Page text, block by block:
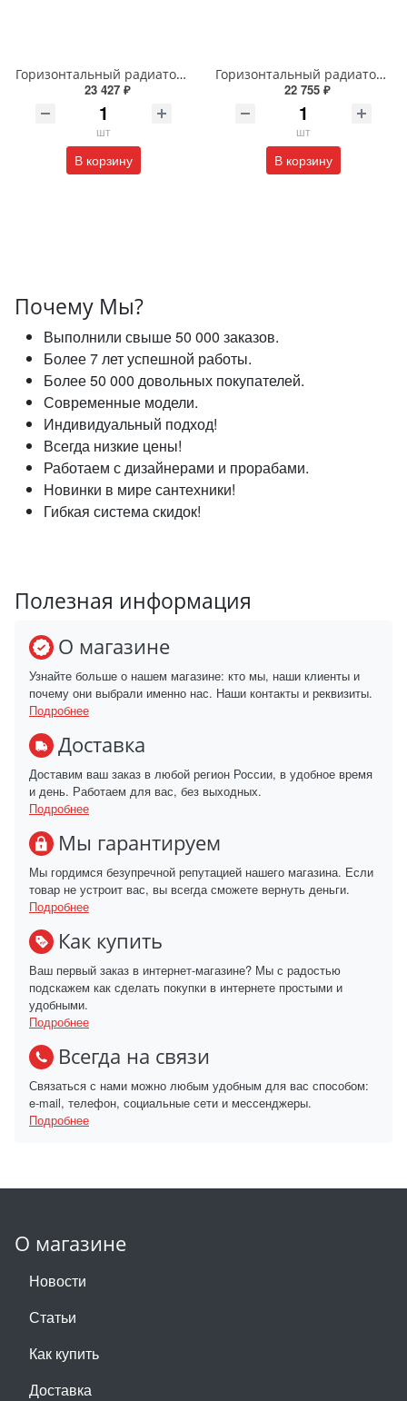
Горизонтальный радиатор с боковым подключением напольный Arbiola Gorizont Liner HZ 91554 150 х 28 см черный
23 427 ₽
шт
В корзину
Горизонтальный радиатор с боковым подключением напольный Arbiola Gorizont Liner HZ 91545 125 х 28 см черный
22 755 ₽
шт
В корзину
Почему Мы?
Выполнили свыше 50 000 заказов.
Более 7 лет успешной работы.
Более 50 000 довольных покупателей.
Современные модели.
Индивидуальный подход!
Всегда низкие цены!
Работаем с дизайнерами и прорабами.
Новинки в мире сантехники!
Гибкая система скидок!
Полезная информация
О магазине
Узнайте больше о нашем магазине: кто мы, наши клиенты и
почему они выбрали именно нас. Наши контакты и реквизиты.
Подробнее
Доставка
Доставим ваш заказ в любой регион России, в удобное время
и день. Работаем для вас, без выходных.
Подробнее
Мы гарантируем
Мы гордимся безупречной репутацией нашего магазина. Если
товар не устроит вас, вы всегда сможете вернуть деньги.
Подробнее
Как купить
Ваш первый заказ в интернет-магазине? Мы с радостью
подскажем как сделать покупки в интернете простыми и
удобными.
Подробнее
Всегда на связи
Связаться с нами можно любым удобным для вас способом:
e-mail, телефон, социальные сети и мессенджеры.
Подробнее
О магазине
Новости
Статьи
Как купить
Доставка